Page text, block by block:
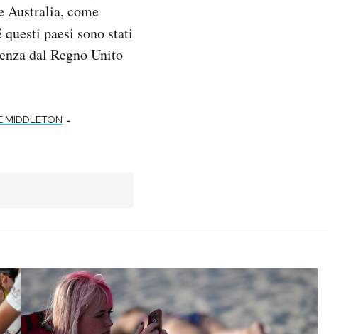
Australia, come
paesi sono stati
dal Regno Unito
MIDDLETON -